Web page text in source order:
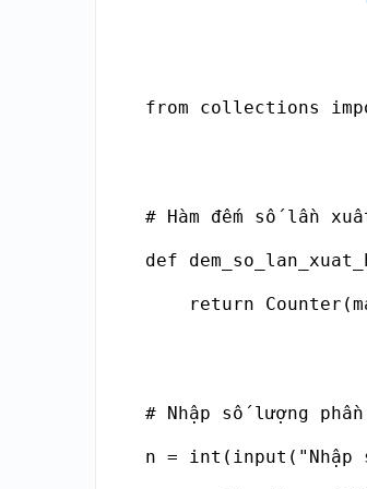
from collections
# Hàm đếm số lần
def
return
# Nhập số lượng
n = int(input("Nhập